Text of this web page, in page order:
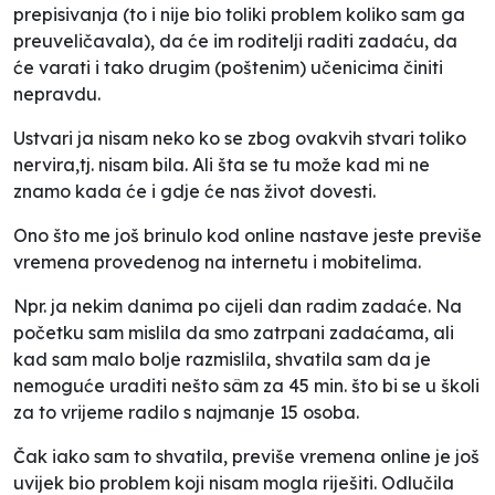
prepisivanja (to i nije bio toliki problem koliko sam ga
preuveličavala), da će im roditelji raditi zadaću, da
će varati i tako drugim (poštenim) učenicima činiti
nepravdu.
Ustvari ja nisam neko ko se zbog ovakvih stvari toliko
nervira,tj. nisam bila. Ali šta se tu može kad mi ne
znamo kada će i gdje će nas život dovesti.
Ono što me još brinulo kod online nastave jeste previše
vremena provedenog na internetu i mobitelima.
Npr. ja nekim danima po cijeli dan radim zadaće. Na
početku sam mislila da smo zatrpani zadaćama, ali
kad sam malo bolje razmislila, shvatila sam da je
nemoguće uraditi nešto sâm za 45 min. što bi se u školi
za to vrijeme radilo s najmanje 15 osoba.
Čak iako sam to shvatila, previše vremena online je još
uvijek bio problem koji nisam mogla riješiti. Odlučila